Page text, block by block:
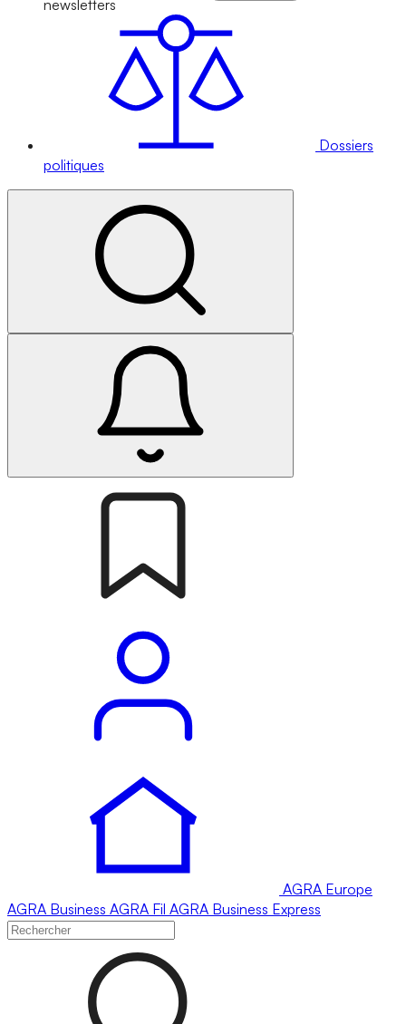
newsletters
Dossiers
politiques
AGRA Europe
AGRA Business AGRA Fil AGRA Business Express